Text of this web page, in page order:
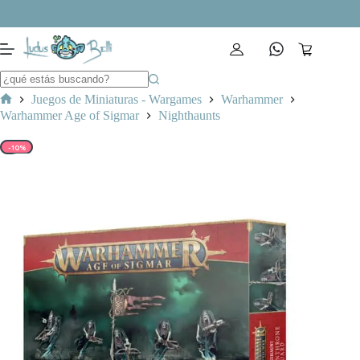
contenido
Carro
Inicio
Juegos de Miniaturas - Wargames
Warhammer
Warhammer Age of Sigmar
Nighthaunts
-10%